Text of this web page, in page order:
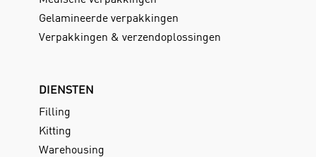
Gelamineerde verpakkingen
Verpakkingen & verzendoplossingen
DIENSTEN
Filling
Kitting
Warehousing